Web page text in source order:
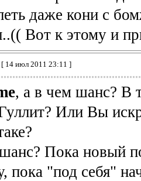
даже кони с
Вот к этому и
14 июл 2011 23:11 ]
, а в чем шанс? В
Или Вы
Пока новый
пока "под себя"